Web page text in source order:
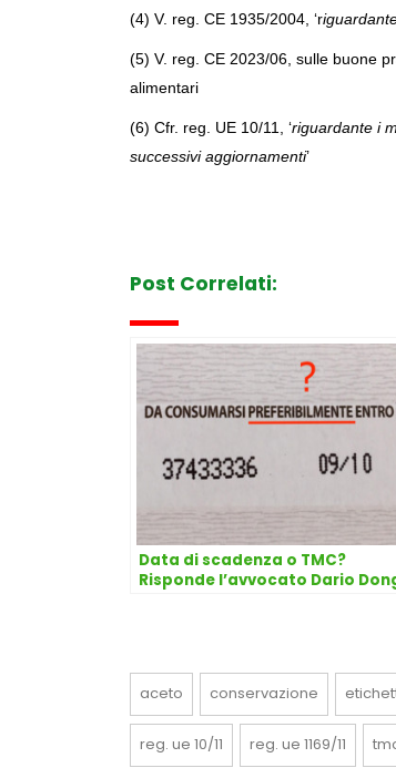
(4) V. reg. CE 1935/2004, ‘r
(5) V. reg. CE 2023/06, sulle buone
alimentari
(6) Cfr. reg. UE 10/11, ‘riguardante i
successivi aggiornamenti’
Post Correlati:
Data di scadenza o TMC?
Risponde l’avvocato Dario
aceto conservazione
reg. ue 10/11 reg. ue 1169/11